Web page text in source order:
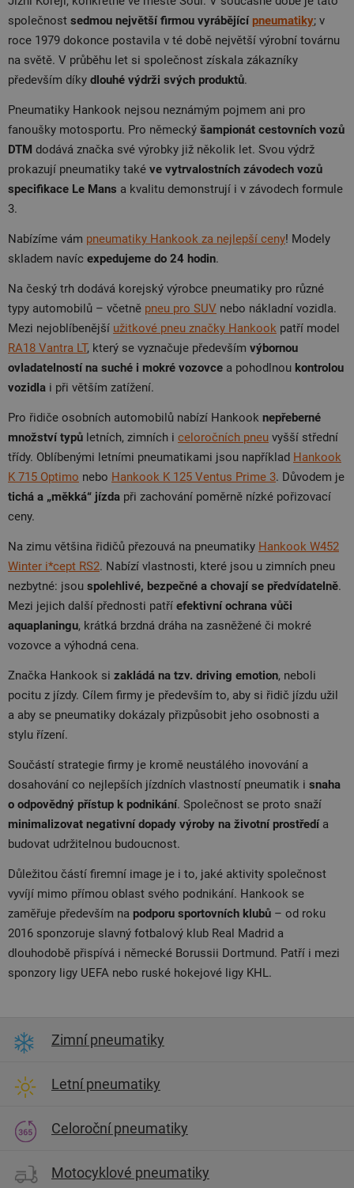
společnost sedmou největší firmou vyrábějícípneumatiky; v
roce 1979 dokonce postavila v té době největší výrobní továrnu
na světě. V průběhu let si společnost získala zákazníky
především díky dlouhé výdrži svých produktů.
Pneumatiky Hankook nejsou neznámým pojmem ani pro
fanoušky motosportu. Pro německý šampionát cestovních vozů
DTM dodává značka své výrobky již několik let. Svou výdrž
prokazují pneumatiky také ve vytrvalostních závodech vozů
specifikace Le Mans a kvalitu demonstrují i v závodech formule
3.
Nabízíme vám pneumatiky Hankook za nejlepší ceny! Modely
skladem navíc expedujeme do 24 hodin.
Na český trh dodává korejský výrobce pneumatiky pro různé
typy automobilů – včetně pneu pro SUV nebo nákladní vozidla.
Mezi nejoblíbenější užitkové pneu značky Hankook patří model
RA18 Vantra LT, který se vyznačuje především výbornou
ovladatelností na suché i mokré vozovce a pohodlnou kontrolou
vozidla i při větším zatížení.
Pro řidiče osobních automobilů nabízí Hankook nepřeberné
množství typů letních, zimních i celoročních pneu vyšší střední
třídy. Oblíbenými letními pneumatikami jsou například Hankook
K 715 Optimo nebo Hankook K 125 Ventus Prime 3. Důvodem je
tichá a „měkká“ jízda při zachování poměrně nízké pořizovací
ceny.
Na zimu většina řidičů přezouvá na pneumatiky Hankook W452
Winter i*cept RS2. Nabízí vlastnosti, které jsou u zimních pneu
nezbytné: jsou spolehlivé, bezpečné a chovají se předvídatelně.
Mezi jejich další přednosti patří efektivní ochrana vůči
aquaplaningu, krátká brzdná dráha na zasněžené či mokré
vozovce a výhodná cena.
Značka Hankook si zakládá na tzv. driving emotion, neboli
pocitu z jízdy. Cílem firmy je především to, aby si řidič jízdu užil
a aby se pneumatiky dokázaly přizpůsobit jeho osobnosti a
stylu řízení.
Součástí strategie firmy je kromě neustálého inovování a
dosahování co nejlepších jízdních vlastností pneumatik i snaha
o odpovědný přístup k podnikání. Společnost se proto snaží
minimalizovat negativní dopady výroby na životní prostředía
budovat udržitelnou budoucnost.
Důležitou částí firemní image je i to, jaké aktivity společnost
vyvíjí mimo přímou oblast svého podnikání. Hankook se
zaměřuje především na podporu sportovních klubů – od roku
2016 sponzoruje slavný fotbalový klub Real Madrid a
dlouhodobě přispívá i německé Borussii Dortmund. Patří i mezi
sponzory ligy UEFA nebo ruské hokejové ligy KHL.
Zimní pneumatiky
Letní pneumatiky
Celoroční pneumatiky
Motocyklové pneumatiky